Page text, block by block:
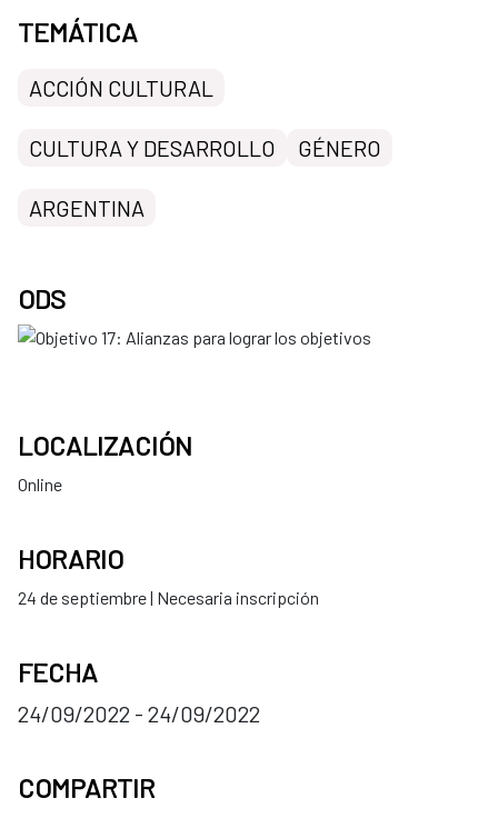
TEMÁTICA
ACCIÓN CULTURAL
CULTURA Y DESARROLLO GÉNERO
ARGENTINA
ODS
LOCALIZACIÓN
Online
HORARIO
24 de septiembre | Necesaria inscripción
FECHA
24/09/2022 - 24/09/2022
COMPARTIR